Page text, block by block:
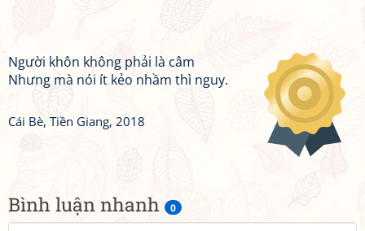
Bình luận nhanh 0
Người khôn không phải là câm
Nhưng mà nói ít kẻo nhầm thì nguy.
Cái Bè, Tiền Giang, 2018